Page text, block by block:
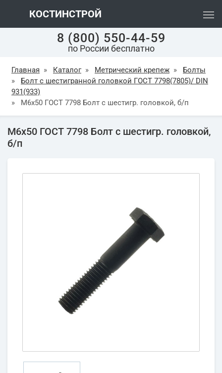
КОСТИНСТРОЙ
8 (800) 550-44-59
по России бесплатно
Главная » Каталог » Метрический крепеж »
Болты
»
Болт с шестигранной головкой ГОСТ 7798(7805)/ DIN
931(933)
»
М6х50 ГОСТ 7798 Болт с шестигр. головкой, б/п
М6х50 ГОСТ 7798 Болт с шестигр. головкой,
б/п